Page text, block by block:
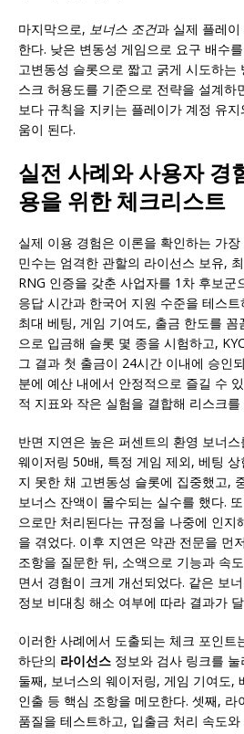
마지막으로, 보너스 조건과 실제 플레
한다. 낮은 변동성 게임으로 요구 배수
고변동성 슬롯으로 짧고 굵게 시도하는
스크 허용도를 기준으로 전략을 설계하
보다 규칙을 지키는 플레이가 계정 유
움이 된다.
실전 사례와 사용자 경
용을 위한 체크리스트
실제 이용 경험은 이론을 확인하는 가
민수는 엄격한 관할의 라이선스 보유,
RNG 인증을 갖춘 사업자를 1차 후보군
응답 시간과 한국어 지원 수준을 테스
최대 베팅, 게임 기여도, 출금 한도를 꼼
으로 입금해 슬롯 몇 종을 시험하고,
그 결과 첫 출금이 24시간 이내에 승인
분에 예산 내에서 안정적으로 즐길 수
적 지표와 작은 실험을 결합해 리스크
반면 지연은 높은 퍼센트의 환영 보너
웨이저링 50배, 특정 게임 제외, 베팅
지 못한 채 고변동성 슬롯에 집중했고,
보너스 잔액이 몰수되는 실수를 했다.
으로만 처리된다는 규정을 나중에 인지
을 겪었다. 이후 지연은 약관 전문을 먼
조항을 질문한 뒤, 소액으로 기능과 속
면서 경험이 크게 개선되었다. 같은 보
정보 비대칭 해소 여부에 따라 결과가
이러한 사례에서 도출되는 체크 포인트
하단의 라이선스 정보와 검사 링크를
둘째, 보너스의 웨이저링, 게임 기여도,
인출 등 핵심 조항을 메모한다. 셋째,
품질을 테스트하고, 입출금 처리 속도